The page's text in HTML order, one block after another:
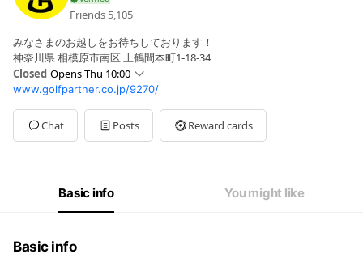
Friends 5,105
みなさまのお越しをお待ちしております！
神奈川県 相模原市南区 上鶴間本町1-18-34
Closed Opens Thu 10:00
Sun10:00 - 21:00
Mon10:00 - 21:00
Tue10:00 - 21:00
Wed10:00 - 21:00
10:00 - 21:00
www.golfpartner.co.jp/9270/
Chat Posts Reward cards
Basic info You might like
Basic info